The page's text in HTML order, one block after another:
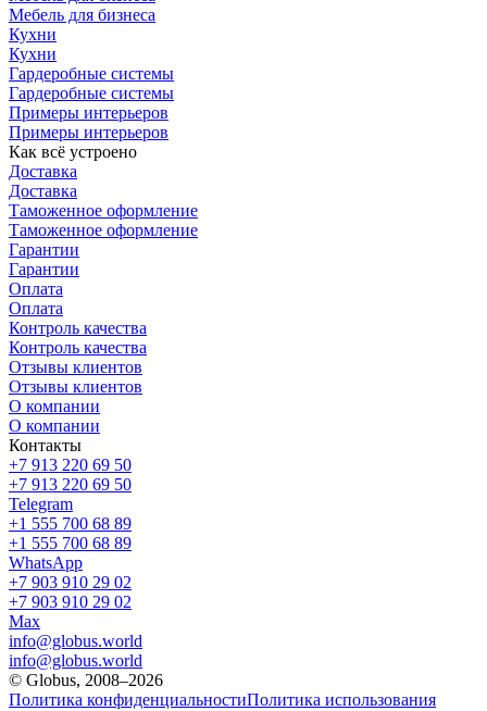
Мебель для бизнеса
Кухни
Кухни
Гардеробные системы
Гардеробные системы
Примеры интерьеров
Примеры интерьеров
Как всё устроено
Доставка
Доставка
Таможенное оформление
Таможенное оформление
Гарантии
Гарантии
Оплата
Оплата
Контроль качества
Контроль качества
Отзывы клиентов
Отзывы клиентов
О компании
О компании
Контакты
+7 913 220 69 50
+7 913 220 69 50
Telegram
+1 555 700 68 89
+1 555 700 68 89
WhatsApp
+7 903 910 29 02
+7 903 910 29 02
Max
info@globus.world
info@globus.world
© Globus, 2008–2026
Политика конфиденциальностиПолитика использования